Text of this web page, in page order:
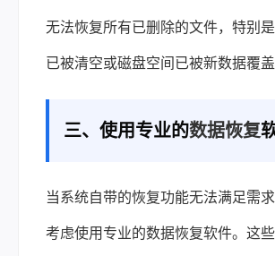
无法恢复所有已删除的文件，特别
已被清空或磁盘空间已被新数据覆盖
三、使用专业的数据恢复
当系统自带的恢复功能无法满足需
考虑使用专业的数据恢复软件。这